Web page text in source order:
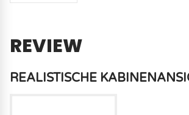
REVIEW
REALISTISCHE